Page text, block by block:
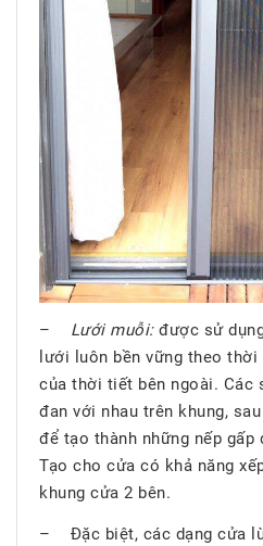
– Lưới muỗi:được sử
lưới luôn bền vững theo
của thời tiết bên ngoài.
đan với nhau trên khung,
để tạo thành những nếp
Tạo cho cửa có khả năng
khung cửa 2 bên.
– Đặc biệt, các dạng cửa